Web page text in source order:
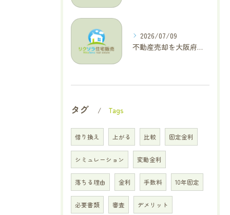
2026/07/09
不動産売却を大阪府交野市で成功に導く三大タブー回避と高価格査定の極意
タグ Tags
借り換え 上がる 比較 固定金利
シミュレーション 変動金利
落ちる理由 金利 手数料 10年固定
必要書類 審査 デメリット